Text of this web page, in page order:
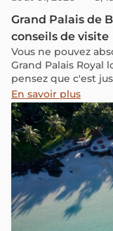
Grand Palais de
conseils de visite
Vous ne pouvez
Grand Palais Royal
pensez que c'est
changerez peut-
jusqu'à ce que je le
En savoir plus